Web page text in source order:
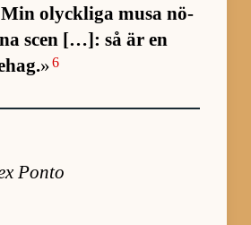
olyck­liga musa nö­
scen […]: så är en
»6
Ponto